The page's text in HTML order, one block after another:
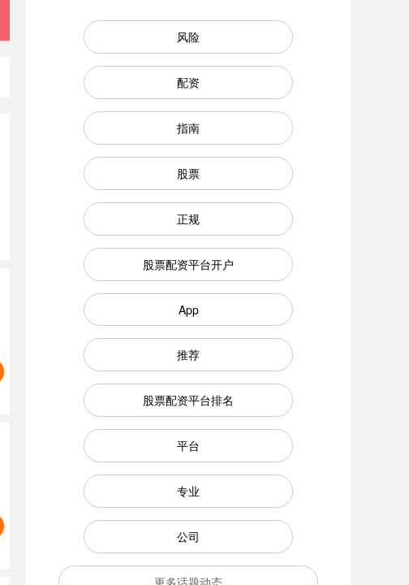
风险
配资
指南
股票
正规
股票配资平台开户
App
推荐
股票配资平台排名
平台
专业
公司
更多话题动态